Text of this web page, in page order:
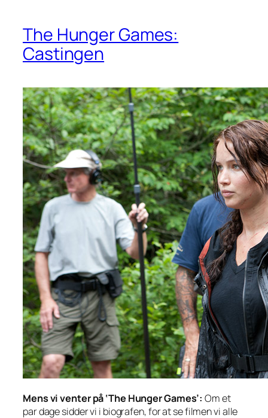
The Hunger Games:
Castingen
Mens vi venter på ‘The Hunger Games’:Om et
par dage sidder vi i biografen, for at se filmen vi alle